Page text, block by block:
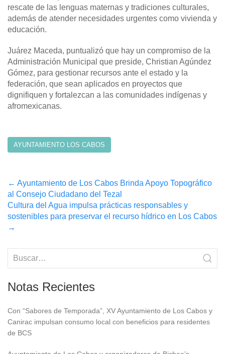
rescate de las lenguas maternas y tradiciones culturales,
además de atender necesidades urgentes como vivienda y
educación.
Juárez Maceda, puntualizó que hay un compromiso de la
Administración Municipal que preside, Christian Agúndez
Gómez, para gestionar recursos ante el estado y la
federación, que sean aplicados en proyectos que
dignifiquen y fortalezcan a las comunidades indígenas y
afromexicanas.
AYUNTAMIENTO LOS CABOS
Post
navigation
← Ayuntamiento de Los Cabos Brinda Apoyo Topográfico
al Consejo Ciudadano del Tezal
Cultura del Agua impulsa prácticas responsables y
sostenibles para preservar el recurso hídrico en Los Cabos
→
Notas Recientes
Con “Sabores de Temporada”, XV Ayuntamiento de Los Cabos y
Canirac impulsan consumo local con beneficios para residentes
de BCS